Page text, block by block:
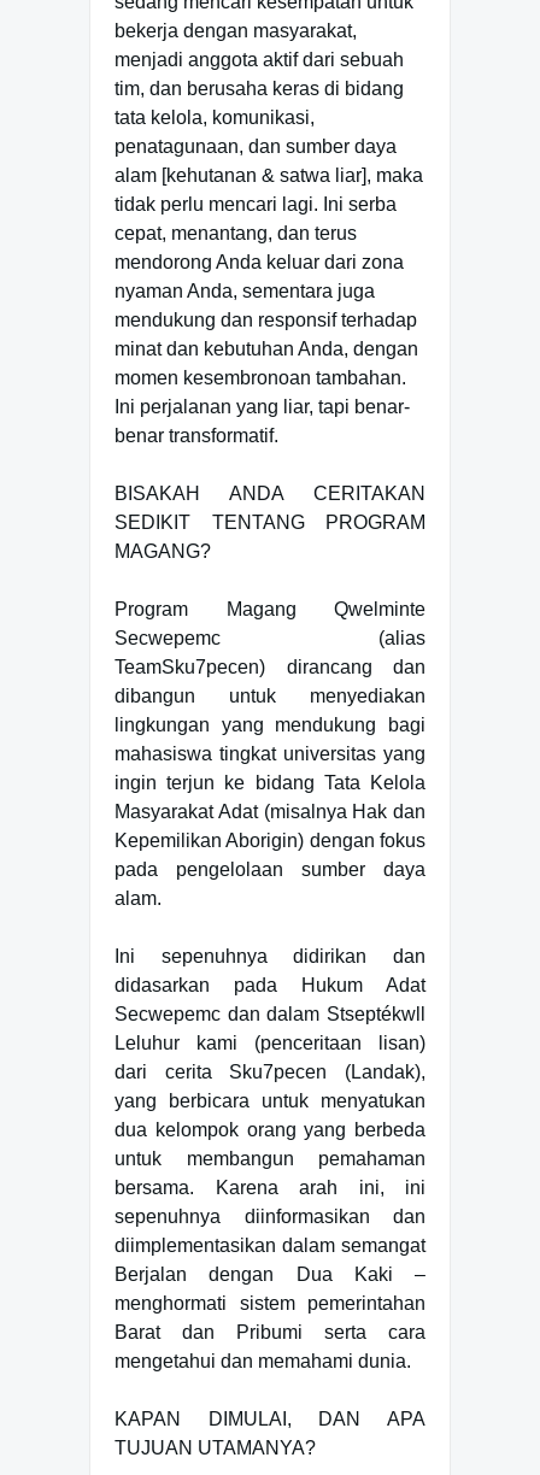
bekerja dengan masyarakat,
menjadi anggota aktif dari sebuah
tim, dan berusaha keras di bidang
tata kelola, komunikasi,
penatagunaan, dan sumber daya
alam [kehutanan & satwa liar], maka
tidak perlu mencari lagi. Ini serba
cepat, menantang, dan terus
mendorong Anda keluar dari zona
nyaman Anda, sementara juga
mendukung dan responsif terhadap
minat dan kebutuhan Anda, dengan
momen kesembronoan tambahan.
Ini perjalanan yang liar, tapi benar-
benar transformatif.
BISAKAH ANDA CERITAKAN
SEDIKIT TENTANG PROGRAM
MAGANG?
Program Magang Qwelminte
Secwepemc (alias
TeamSku7pecen) dirancang dan
dibangun untuk menyediakan
lingkungan yang mendukung bagi
mahasiswa tingkat universitas yang
ingin terjun ke bidang Tata Kelola
Masyarakat Adat (misalnya Hak dan
Kepemilikan Aborigin) dengan fokus
pada pengelolaan sumber daya
alam.
Ini sepenuhnya didirikan dan
didasarkan pada Hukum Adat
Secwepemc dan dalam Stseptékwll
Leluhur kami (penceritaan lisan)
dari cerita Sku7pecen (Landak),
yang berbicara untuk menyatukan
dua kelompok orang yang berbeda
untuk membangun pemahaman
bersama. Karena arah ini, ini
sepenuhnya diinformasikan dan
diimplementasikan dalam semangat
Berjalan dengan Dua Kaki –
menghormati sistem pemerintahan
Barat dan Pribumi serta cara
mengetahui dan memahami dunia.
KAPAN DIMULAI, DAN APA
TUJUAN UTAMANYA?